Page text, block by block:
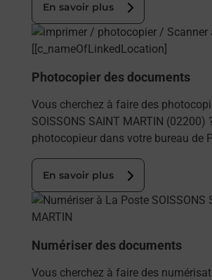
En savoir plus
En savoir plus
Photocopier des documents
Vous cherchez à faire des
SOISSONS SAINT MARTIN (02200)
photocopieur dans votre bureau de
En savoir plus
En savoir plus
Numériser des documents
Vous cherchez à faire des